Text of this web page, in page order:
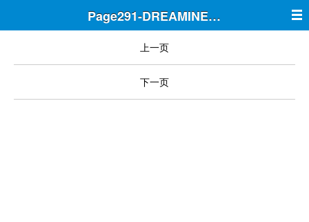
Page291-DREAMINE筑梦
上一页
下一页